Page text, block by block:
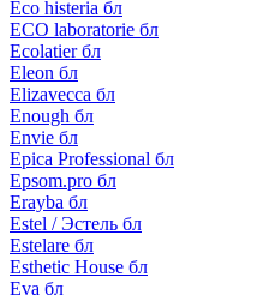
Eco histeria бл
ECO laboratorie бл
Ecolatier бл
Eleon бл
Elizavecca бл
Enough бл
Envie бл
Epica Professional бл
Epsom.pro бл
Erayba бл
Estel / Эстель бл
Estelare бл
Esthetic House бл
Eva бл